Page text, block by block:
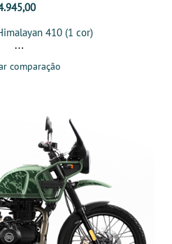
410 (1 cor)
comparação